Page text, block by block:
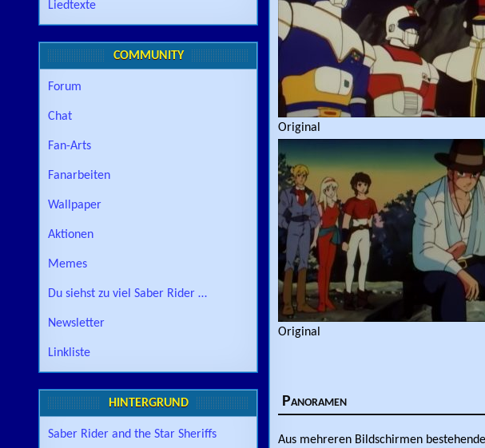
Original
Original
Panoramen
Aus mehreren Bildschirmen
Liedtexte
COMMUNITY
Forum
Chat
Fan-Arts
Fanarbeiten
Wallpaper
Aktionen
Memes
Du siehst zu viel Saber Rider …
Newsletter
Linkliste
HINTERGRUND
Saber Rider and the Star Sheriffs